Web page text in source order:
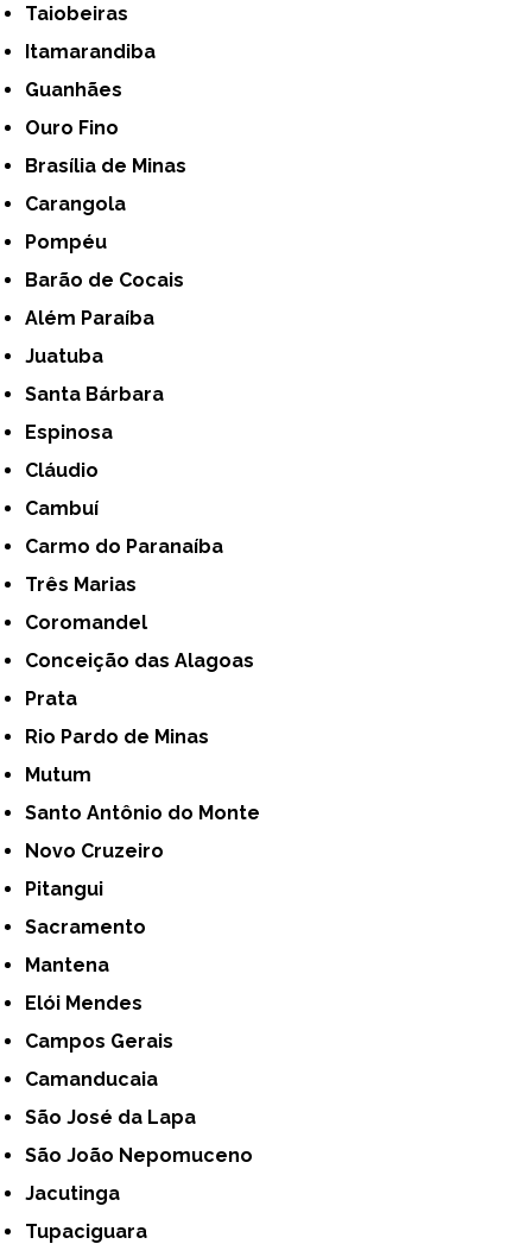
Taiobeiras
Itamarandiba
Guanhães
Ouro Fino
Brasília de Minas
Carangola
Pompéu
Barão de Cocais
Além Paraíba
Juatuba
Santa Bárbara
Espinosa
Cláudio
Cambuí
Carmo do Paranaíba
Três Marias
Coromandel
Conceição das Alagoas
Prata
Rio Pardo de Minas
Mutum
Santo Antônio do Monte
Novo Cruzeiro
Pitangui
Sacramento
Mantena
Elói Mendes
Campos Gerais
Camanducaia
São José da Lapa
São João Nepomuceno
Jacutinga
Tupaciguara